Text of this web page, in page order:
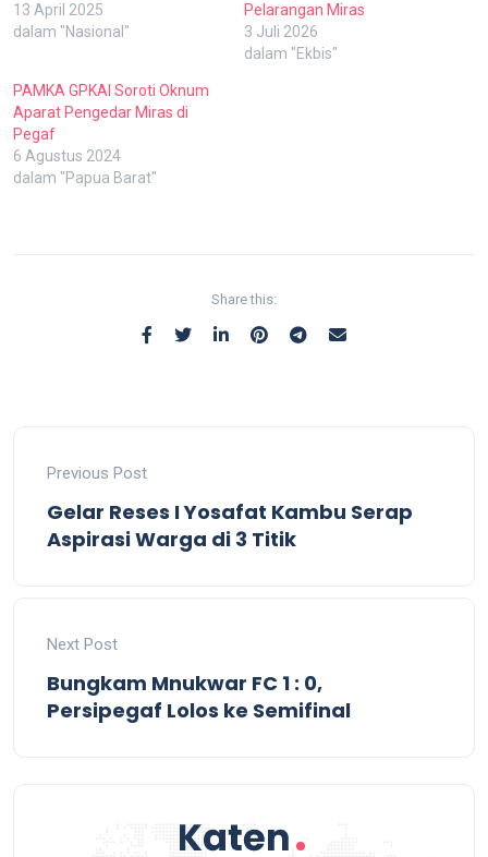
13 April 2025
dalam "Nasional"
Pelarangan Miras
3 Juli 2026
dalam "Ekbis"
PAMKA GPKAI Soroti Oknum
Aparat Pengedar Miras di
Pegaf
6 Agustus 2024
dalam "Papua Barat"
Share this:
Previous Post
Gelar Reses I Yosafat Kambu Serap
Aspirasi Warga di 3 Titik
Next Post
Bungkam Mnukwar FC 1 : 0,
Persipegaf Lolos ke Semifinal